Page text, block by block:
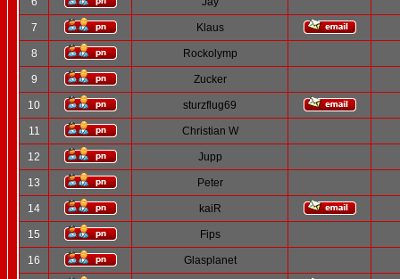
7 Klaus
8 Rockolymp
9 Zucker
10 sturzflug69
11 Christian W
12 Jupp
13 Peter
14 kaiR
15 Fips
16 Glasplanet